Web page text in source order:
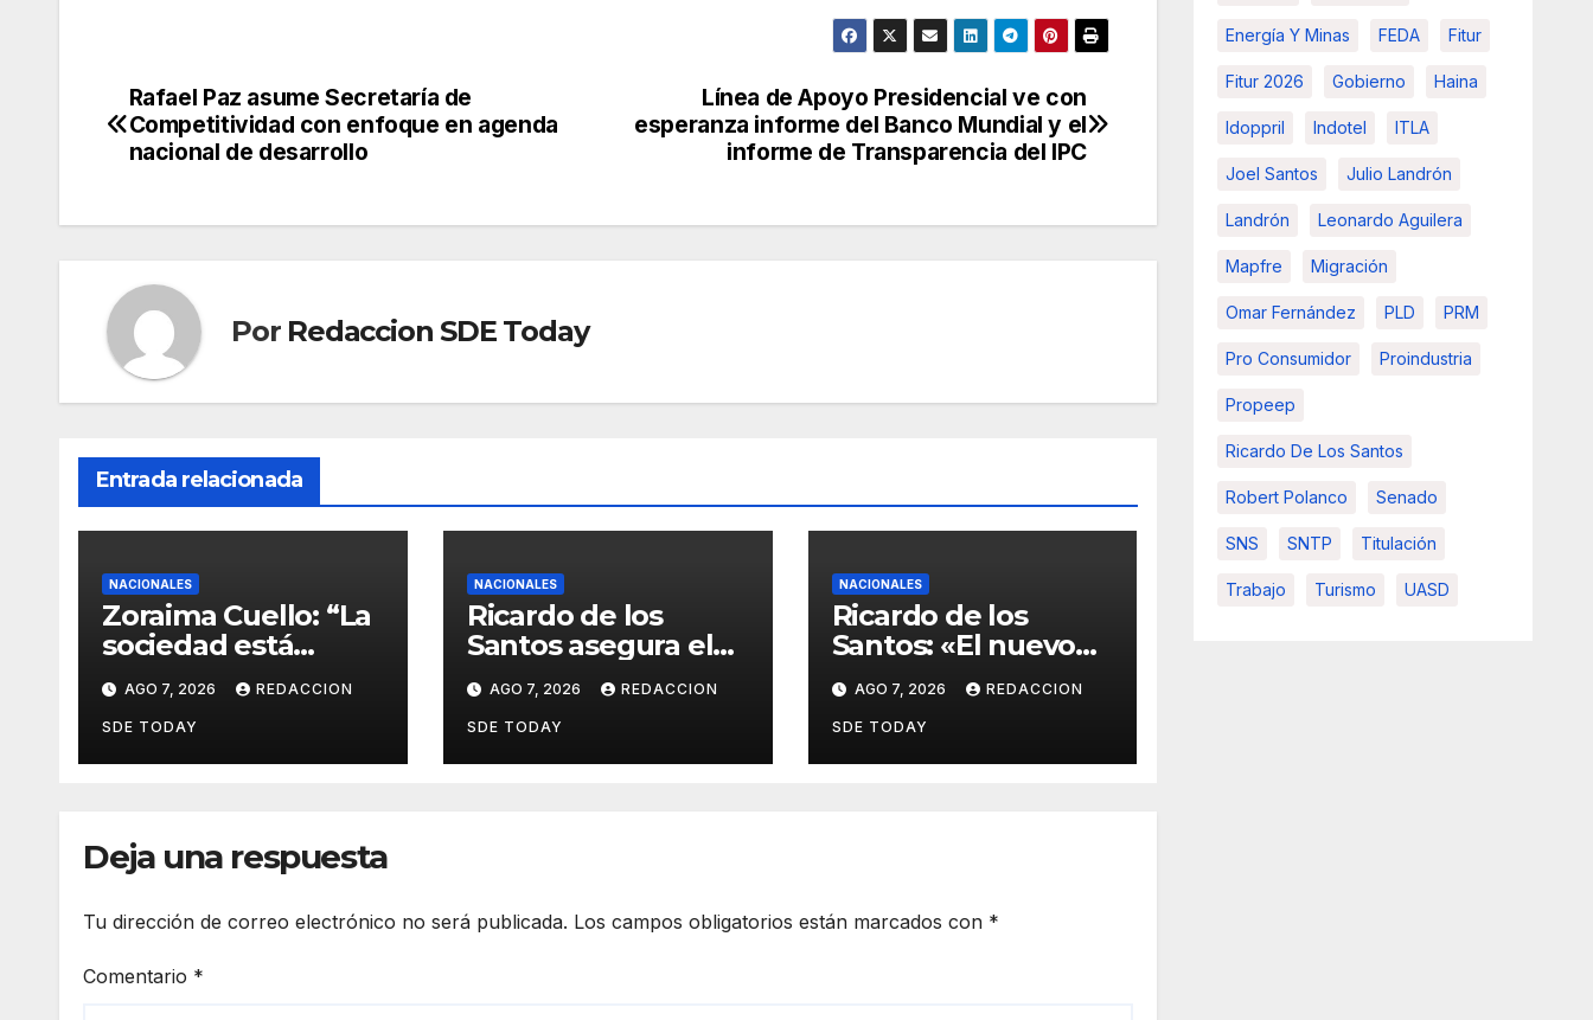
Navegación
de
Línea de Apoyo Presidencial ve con
esperanza informe del Banco Mundial y el
informe de Transparencia del IPC
Rafael Paz asume Secretaría de
Competitividad con enfoque en agenda
nacional de desarrollo
Por Redaccion SDE Today
Entrada relacionada
NACIONALES
Zoraima Cuello: “La
sociedad está
añorando al PLD y
nuestro deber es
comunicar con la
verdad y las
AGO 7, 2026 REDACCION
SDE TODAY
NACIONALES
Ricardo de los
Santos asegura el
PRM saldrá
fortalecido del
proceso interno
para escoger
AGO 7, 2026 REDACCION
SDE TODAY
NACIONALES
Ricardo de los
Santos: «El nuevo
Código Penal
actualiza la
legislación y
responde a nuevas
AGO 7, 2026 REDACCION
SDE TODAY
Deja una respuesta
Tu dirección de correo electrónico no será publicada. Los campos obligatorios están marcados con *
Comentario *
Energía Y Minas FEDA Fitur
Fitur 2026 Gobierno Haina
Idoppril Indotel ITLA
Joel Santos Julio Landrón
Landrón Leonardo Aguilera
Mapfre Migración
Omar Fernández PLD PRM
Pro Consumidor Proindustria
Propeep
Ricardo De Los Santos
Robert Polanco Senado
SNS SNTP Titulación
Trabajo Turismo UASD